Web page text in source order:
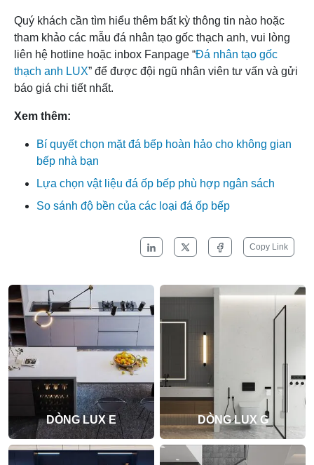
Quý khách cần tìm hiểu thêm bất kỳ thông tin nào hoặc
tham khảo các mẫu đá nhân tạo gốc thạch anh, vui lòng
liên hệ hotline hoặc inbox Fanpage “Đá nhân tạo gốc
thạch anh LUX” để được đội ngũ nhân viên tư vấn và gửi
báo giá chi tiết nhất.
Xem thêm:
Bí quyết chọn mặt đá bếp hoàn hảo cho không gian
bếp nhà bạn
Lựa chọn vật liệu đá ốp bếp phù hợp ngân sách
So sánh độ bền của các loại đá ốp bếp
Copy Link
DÒNG LUX E DÒNG LUX G